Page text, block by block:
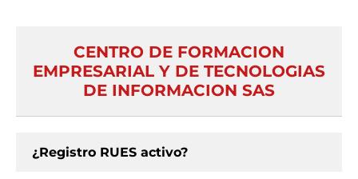
CENTRO DE FORMACION
EMPRESARIAL Y DE TECNOLOGIAS
DE INFORMACION SAS
¿Registro RUES activo?